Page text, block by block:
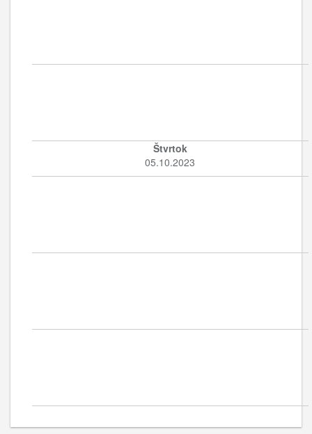
Štvrtok
05.10.2023